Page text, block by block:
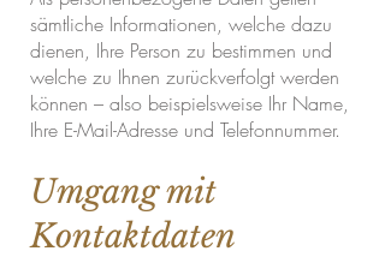
sämtliche Informationen, welche dazu
dienen, Ihre Person zu bestimmen und
welche zu Ihnen zurückverfolgt werden
können – also beispielsweise Ihr Name,
Ihre E-Mail-Adresse und Telefonnummer.
Umgang mit
Kontaktdaten